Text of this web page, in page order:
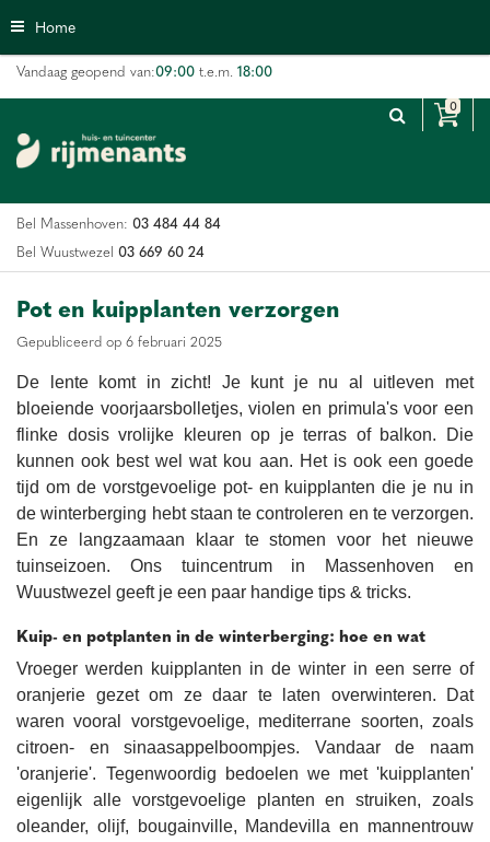
n
n
n
Home
Vandaag geopend van:09:00 t.e.m. 18:00
Bel Massenhoven: 03 484 44 84
Bel Wuustwezel 03 669 60 24
Pot en kuipplanten verzorgen
Gepubliceerd op 6 februari 2025
De lente komt in zicht! Je kunt je nu al uitleven met
bloeiende voorjaarsbolletjes, violen en primula's voor een
flinke dosis vrolijke kleuren op je terras of balkon. Die
kunnen ook best wel wat kou aan. Het is ook een goede
tijd om de vorstgevoelige pot- en kuipplanten die je nu in
de winterberging hebt staan te controleren en te verzorgen.
En ze langzaamaan klaar te stomen voor het nieuwe
tuinseizoen. Ons tuincentrum in Massenhoven en
Wuustwezel geeft je een paar handige tips & tricks.
Kuip- en potplanten in de winterberging: hoe en wat
Vroeger werden kuipplanten in de winter in een serre of
oranjerie gezet om ze daar te laten overwinteren. Dat
waren vooral vorstgevoelige, mediterrane soorten, zoals
citroen- en sinaasappelboompjes. Vandaar de naam
'oranjerie'. Tegenwoordig bedoelen we met 'kuipplanten'
eigenlijk alle vorstgevoelige planten en struiken, zoals
oleander, olijf, bougainville, Mandevilla en mannentrouw